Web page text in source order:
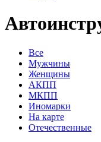
Все
Мужчины
Женщины
АКПП
МКПП
Иномарки
На карте
Отечественные